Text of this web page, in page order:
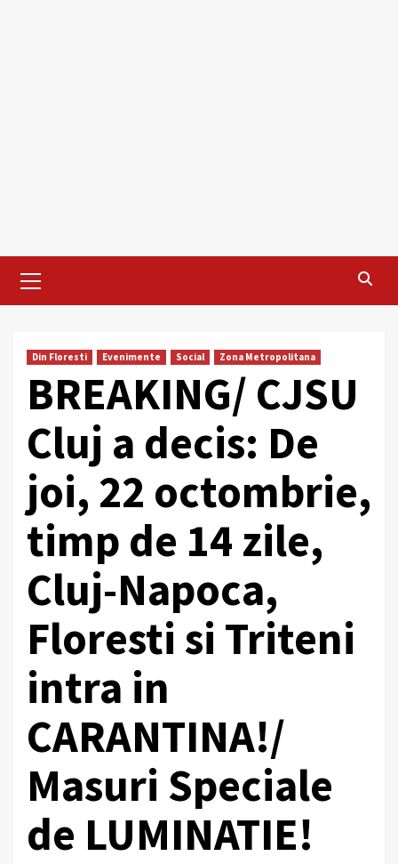
Menu
Din Floresti Evenimente Social Zona Metropolitana
BREAKING/ CJSU
Cluj a decis: De
joi, 22 octombrie,
timp de 14 zile,
Cluj-Napoca,
Floresti si Triteni
intra in
CARANTINA!/
Masuri Speciale
de LUMINATIE!